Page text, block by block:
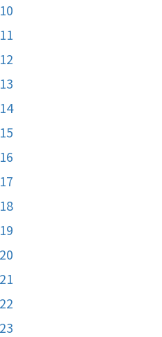
10
11
12
13
14
15
16
17
18
19
20
21
22
23